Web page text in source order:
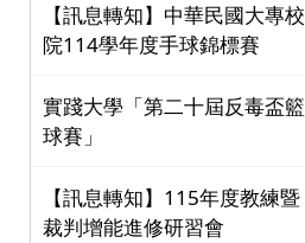
【訊息轉知】中華民國大專校
院114學年度手球錦標賽
實踐大學「第二十屆反毒盃籃
球賽」
【訊息轉知】115年度教練暨
裁判增能進修研習會